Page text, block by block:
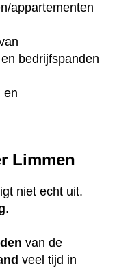
appartementen
bedrijfspanden
en
Limmen
niet echt uit.
.
van de
veel tijd in